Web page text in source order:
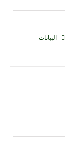
البيانات